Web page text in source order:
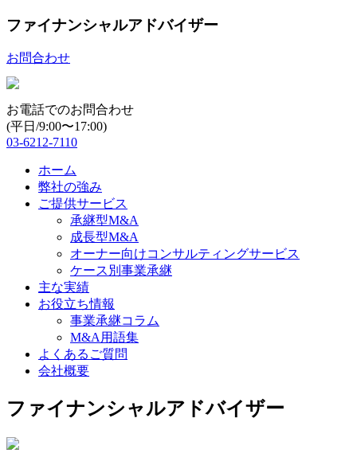
ファイナンシャルアドバイザー
お問合わせ
お電話でのお問合わせ
(平日/9:00〜17:00)
03-6212-7110
ホーム
弊社の強み
ご提供サービス
承継型M&A
成長型M&A
オーナー向けコンサルティングサービス
ケース別事業承継
主な実績
お役立ち情報
事業承継コラム
M&A用語集
よくあるご質問
会社概要
ファイナンシャルアドバイザー